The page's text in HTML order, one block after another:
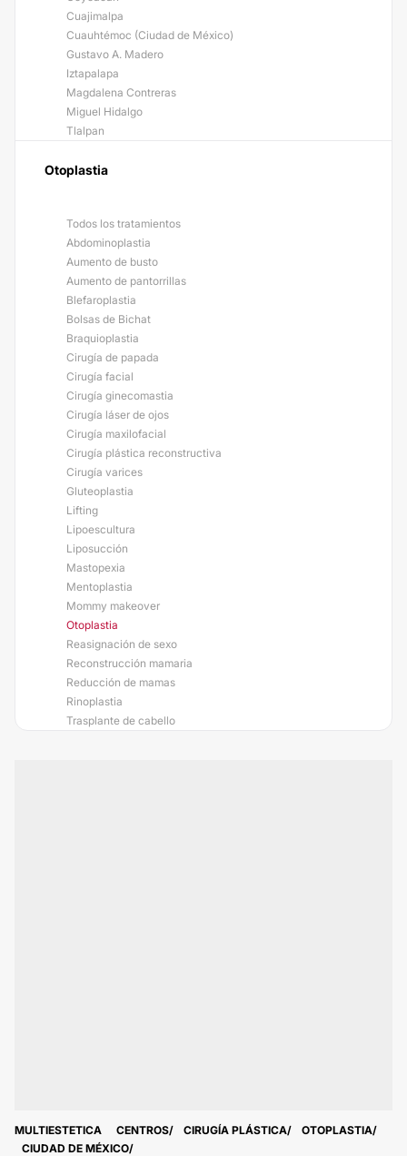
Cuajimalpa
Cuauhtémoc (Ciudad de México)
Gustavo A. Madero
Iztapalapa
Magdalena Contreras
Miguel Hidalgo
Tlalpan
Otoplastia
Todos los tratamientos
Abdominoplastia
Aumento de busto
Aumento de pantorrillas
Blefaroplastia
Bolsas de Bichat
Braquioplastia
Cirugía de papada
Cirugía facial
Cirugía ginecomastia
Cirugía láser de ojos
Cirugía maxilofacial
Cirugía plástica reconstructiva
Cirugía varices
Gluteoplastia
Lifting
Lipoescultura
Liposucción
Mastopexia
Mentoplastia
Mommy makeover
Otoplastia
Reasignación de sexo
Reconstrucción mamaria
Reducción de mamas
Rinoplastia
Trasplante de cabello
MULTIESTETICA CENTROS CIRUGÍA PLÁSTICA
OTOPLASTIA
CIUDAD DE MÉXICO